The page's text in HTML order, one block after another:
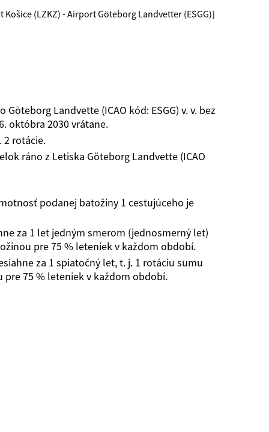
(LZKZ) - Airport Göteborg Landvetter (ESGG)]
Landvette (ICAO kód: ESGG) v. v. bez
októbra 2030 vrátane.
2 rotácie.
ráno z Letiska Göteborg Landvette (ICAO
podanej batožiny 1 cestujúceho je
za 1 let jedným smerom (jednosmerný let)
pre 75 % leteniek v každom období.
za 1 spiatočný let, t. j. 1 rotáciu sumu
75 % leteniek v každom období.